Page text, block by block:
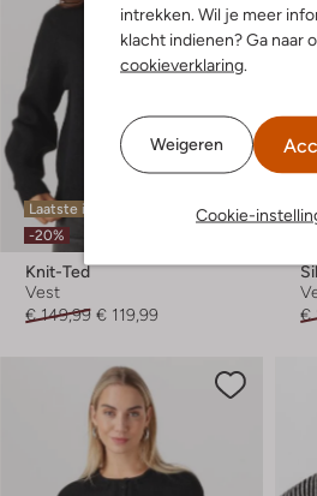
intrekken. Wil je meer
klacht indienen? Ga naar
cookieverklaring
Weigeren
Cookie-
Laatste items
-20%
Knit-Ted
Vest
€ 149,99 € 119,99
€